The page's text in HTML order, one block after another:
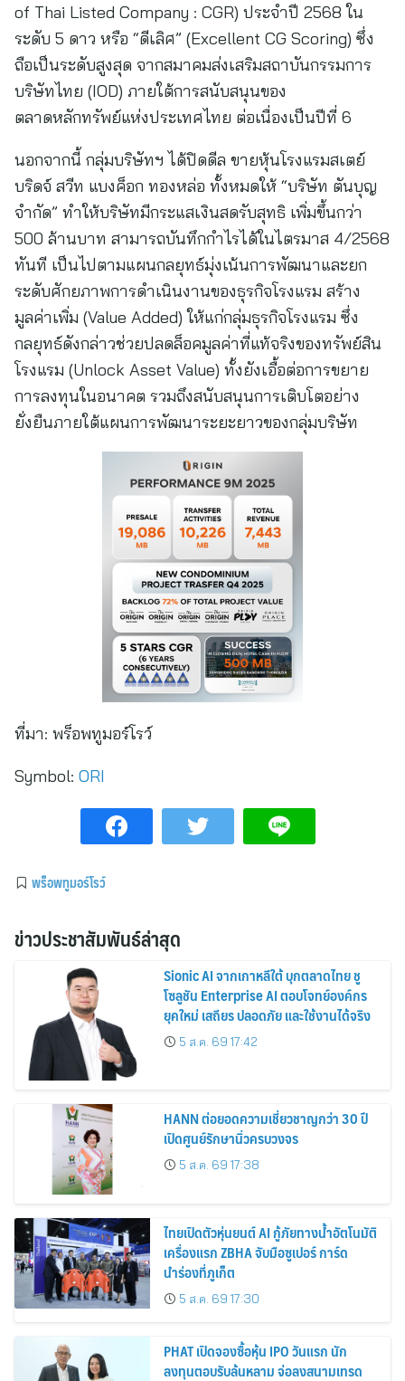
of Thai Listed Company : CGR) ประจำปี 2568 ใน
ระดับ 5 ดาว หรือ “ดีเลิศ” (Excellent CG Scoring) ซึ่ง
ถือเป็นระดับสูงสุด จากสมาคมส่งเสริมสถาบันกรรมการ
บริษัทไทย (IOD) ภายใต้การสนับสนุนของ
ตลาดหลักทรัพย์แห่งประเทศไทย ต่อเนื่องเป็นปีที่ 6
นอกจากนี้ กลุ่มบริษัทฯ ได้ปิดดีล ขายหุ้นโรงแรมสเตย์
บริดจ์ สวีท แบงค็อก ทองหล่อ ทั้งหมดให้ “บริษัท ตันบุญ
จำกัด” ทำให้บริษัทมีกระแสเงินสดรับสุทธิ เพิ่มขึ้นกว่า
500 ล้านบาท สามารถบันทึกกำไรได้ในไตรมาส 4/2568
ทันที เป็นไปตามแผนกลยุทธ์มุ่งเน้นการพัฒนาและยก
ระดับศักยภาพการดำเนินงานของธุรกิจโรงแรม สร้าง
มูลค่าเพิ่ม (Value Added) ให้แก่กลุ่มธุรกิจโรงแรม ซึ่ง
กลยุทธ์ดังกล่าวช่วยปลดล็อคมูลค่าที่แท้จริงของทรัพย์สิน
โรงแรม (Unlock Asset Value) ทั้งยังเอื้อต่อการขยาย
การลงทุนในอนาคต รวมถึงสนับสนุนการเติบโตอย่าง
ยั่งยืนภายใต้แผนการพัฒนาระยะยาวของกลุ่มบริษัท
ที่มา: พร็อพทูมอร์โรว์
Symbol: ORI
พร็อพทูมอร์โรว์
ข่าวประชาสัมพันธ์ล่าสุด
Sionic AI จากเกาหลีใต้ บุกตลาดไทย ชู
โซลูชัน Enterprise AI ตอบโจทย์องค์กร
ยุคใหม่ เสถียร ปลอดภัย และใช้งานได้จริง
5 ส.ค. 69 17:42
HANN ต่อยอดความเชี่ยวชาญกว่า 30 ปี
เปิดศูนย์รักษานิ่วครบวงจร
5 ส.ค. 69 17:38
ไทยเปิดตัวหุ่นยนต์ AI กู้ภัยทางน้ำอัตโนมัติ
เครื่องแรก ZBHA จับมือซูเปอร์ การ์ด
นำร่องที่ภูเก็ต
5 ส.ค. 69 17:30
PHAT เปิดจองซื้อหุ้น IPO วันแรก นัก
ลงทุนตอบรับล้นหลาม จ่อลงสนามเทรด